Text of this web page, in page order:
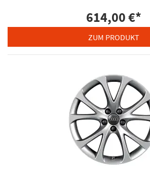
614,00 €*
ZUM PRODUKT